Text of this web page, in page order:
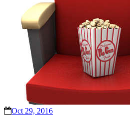
Oct 29, 2016